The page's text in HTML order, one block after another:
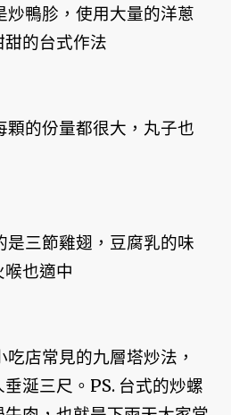
炒鴨胗，使用大量的洋蔥
的台式作法
顆的份量都很大，丸子也
是三節雞翅，豆腐乳的味
也適中
店常見的九層塔炒法，
涎三尺。PS. 台式的炒螺